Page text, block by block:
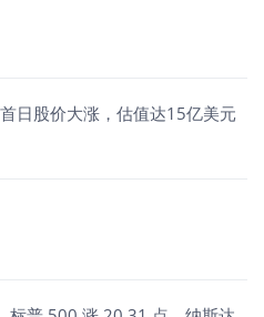
日股价大涨，估值达15亿美元